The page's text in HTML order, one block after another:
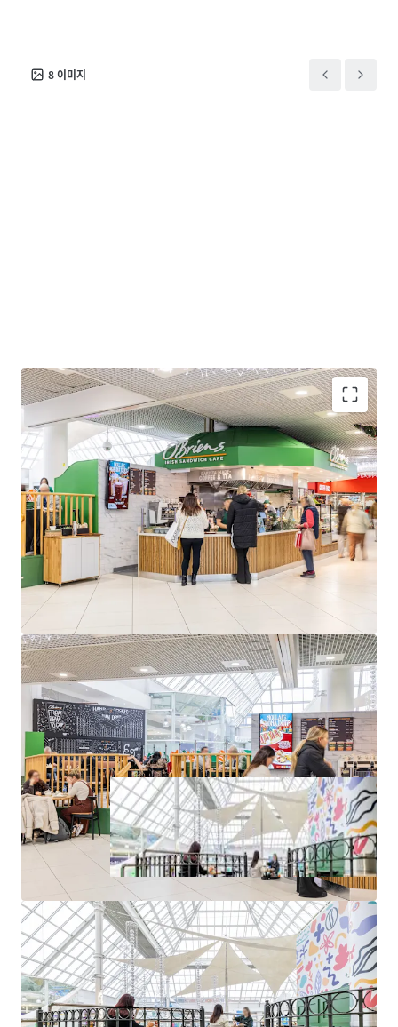
8이미지
Modern open plan café unit extending to
approximately 1,310 sq. ft. (122 sq. m.) NIA
Occupied by O’Briens Café franchise on a 10-year
lease from 2024
Passing rent of €82,000 per annum from year 3
onwards
Located in The Square Shopping Centre, Tallaght
WAULT of 4.46 to expiry as of April 1
, 2025